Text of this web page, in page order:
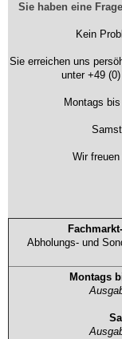
Sie haben eine
Kein
Sie erreichen uns
unter +49
Montags
Wir
Abholungs- und
Montags